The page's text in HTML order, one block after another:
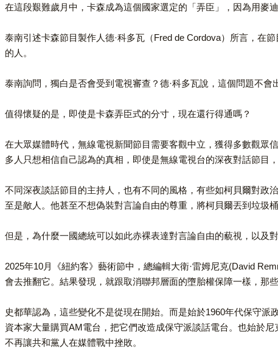
在這段艱難歲月中，卡森成為這個國家選定的「弄臣」，因為用麥
泰南引述卡森節目製作人德·科多瓦（Fred de Cordova）所言，在
的人。
泰南詢問，獨白是否會受到電視審查？德·科多瓦說，這個問題不
值得懷疑的是，即使是卡森弄臣式的分寸，現在還行得通嗎？
在大眾媒體時代，無線電視新聞節目需要客觀中立，獲得多數觀眾
多人只想相信自己認為的真相，即使是無線電視台的深夜對話節目
不同深夜談話節目的主持人，也有不同的風格，有些如柯貝爾對政
至是敵人。他甚至不想偽裝對言論自由的尊重，將柯貝爾丟到垃圾
但是，為什麼一國總統可以如此赤裸表達對言論自由的藐視，以及
2025年10月《紐約客》藝術節中，總編輯大衛·雷姆尼克(David
會去推翻它。結果發現，就跟取消聯邦層面的墮胎權保障一樣，那
史都華認為，這些變化不是從現在開始。而是始於1960年代保守
資本家大量購買AM電台，把它們改造成保守派談話電台。也始於
不再讓共和黨人在媒體戰中挫敗。